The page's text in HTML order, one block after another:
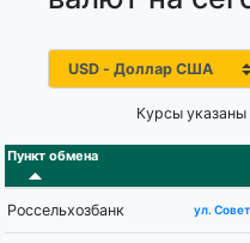
Курсы
Пункт обмена
Россельхозбанк ул.